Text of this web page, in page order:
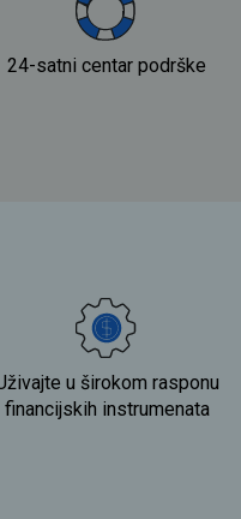
24-satni centar podrške
u širokom rasponu
financijskih instrumenata